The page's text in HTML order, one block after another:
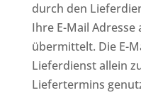
durch den
Ihre E-Mail
übermittelt. Die E-
Lieferdienst allein
Liefertermins